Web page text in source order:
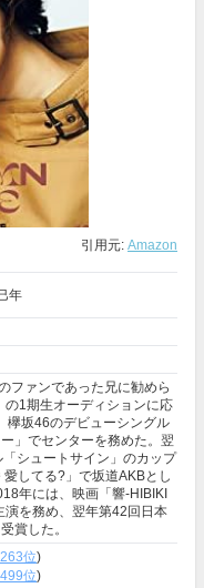
引用元: Amazon
年
ファンであった兄に勧めら
1期生オーディションに応
欅坂46のデビューシングル
」でセンターを務めた。翌
シュートサイン」のカップ
してる?」で坂道AKBとし
年には、映画「響-HIBIKI
を務め、翌年第42回日本
賞した。
位)
位)